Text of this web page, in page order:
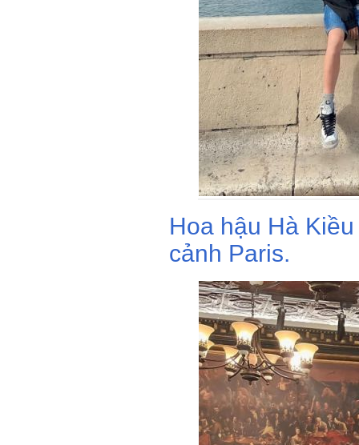
Hoa hậu Hà
cảnh Paris.